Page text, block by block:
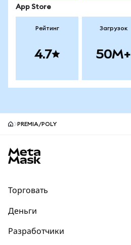
App Store
Рейтинг
4.7
Загрузок
50M+
PREMIA/POLY
Торговать
Прогнозы
Деньги
Разработчики